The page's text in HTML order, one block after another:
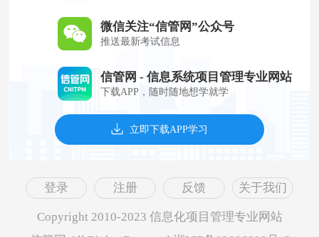
微信关注“信管网”公众号
推送最新考试信息
信管网 - 信息系统项目管理专业网站
下载APP，随时随地想学就学
立即下载APP学习
登录 注册 反馈 关于我们
Copyright 2010-2023 信息化项目管理专业网站